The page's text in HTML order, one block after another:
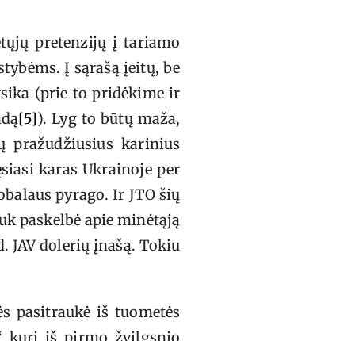
pretenzijų į tariamo
Į sąrašą įeitų, be
(prie to pridėkime ir
[5]). Lyg to būtų maža,
pražudžiusius karinius
karas Ukrainoje per
pyrago. Ir JTO šių
paskelbė apie minėtąją
dolerių įnašą. Tokiu
pasitraukė iš tuometės